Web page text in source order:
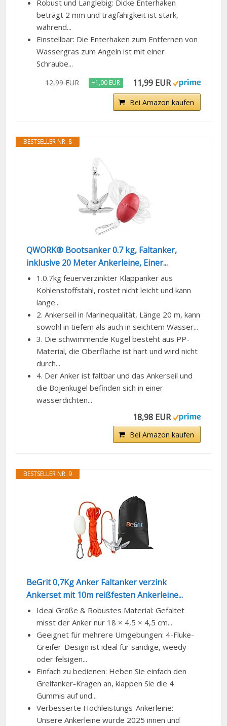
Robust und Langlebig: Dicke Enterhaken
beträgt 2 mm und tragfähigkeit ist stark,
während...
Einstellbar: Die Enterhaken zum Entfernen von
Wassergras zum Angeln ist mit einer
Schraube...
12,99 EUR −1,00 EUR 11,99 EUR
Bei Amazon kaufen
BESTSELLER NR. 8
QWORK® Bootsanker 0.7 kg, Faltanker,
inklusive 20 Meter Ankerleine, Einer...
1.0.7kg feuerverzinkter Klappanker aus
Kohlenstoffstahl, rostet nicht leicht und kann
lange...
2. Ankerseil in Marinequalität, Länge 20 m, kann
sowohl in tiefem als auch in seichtem Wasser...
3. Die schwimmende Kugel besteht aus PP-
Material, die Oberfläche ist hart und wird nicht
durch...
4. Der Anker ist faltbar und das Ankerseil und
die Bojenkugel befinden sich in einer
wasserdichten...
18,98 EUR
Bei Amazon kaufen
BESTSELLER NR. 9
BeGrit 0,7Kg Anker Faltanker verzink
Ankerset mit 10m reißfesten Ankerleine...
Ideal Größe & Robustes Material: Gefaltet
misst der Anker nur 18 × 4,5 × 4,5 cm...
Geeignet für mehrere Umgebungen: 4-Fluke-
Greifer-Design ist ideal für sandige, weedy
oder felsigen...
Einfach zu bedienen: Heben Sie einfach den
Greifanker-Kragen an, klappen Sie die 4
Gummis auf und...
Verbesserte Hochleistungs-Ankerleine:
Unsere Ankerleine wurde 2025 innen und